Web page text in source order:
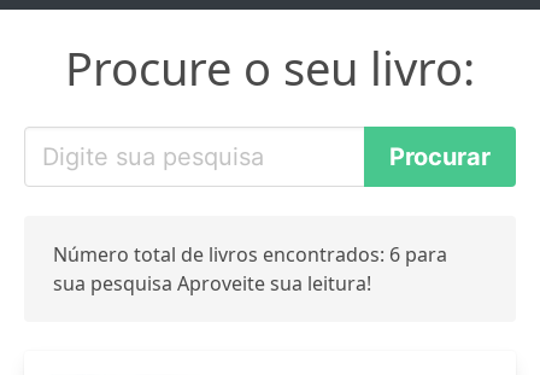
Procure o seu livro:
Número total de livros encontrados: 6 para
sua pesquisa Aproveite sua leitura!